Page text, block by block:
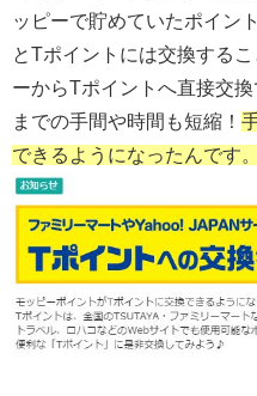
ッピーで貯めていたポイン
とTポイントには交換する
ーからTポイントへ直接交
までの手間や時間も短縮！
できるようになったんです。